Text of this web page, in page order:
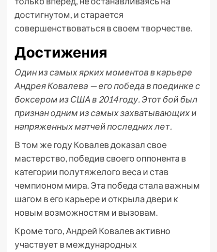
достигнутом, и старается
совершенствоваться в своем творчестве.
Достижения
Один из самых ярких моментов в карьере
Андрея Ковалева — его победа в поединке с
боксером из США в 2014 году. Этот бой был
признан одним из самых захватывающих и
напряженных матчей последних лет.
В том же году Ковалев доказал свое
мастерство, победив своего оппонента в
категории полутяжелого веса и став
чемпионом мира. Эта победа стала важным
шагом в его карьере и открыла двери к
новым возможностям и вызовам.
Кроме того, Андрей Ковалев активно
участвует в международных